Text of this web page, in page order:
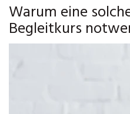
Warum eine
Begleitkurs